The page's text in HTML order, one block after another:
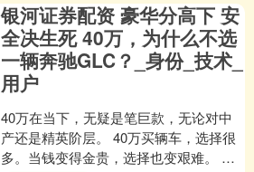
银河证券配资 豪华分高下 安
全决生死 40万，为什么不选
一辆奔驰GLC？_身份_技术_
用户
40万在当下，无疑是笔巨款，无论对中
产还是精英阶层。 40万买辆车，选择很
多。当钱变得金贵，选择也变艰难。 一